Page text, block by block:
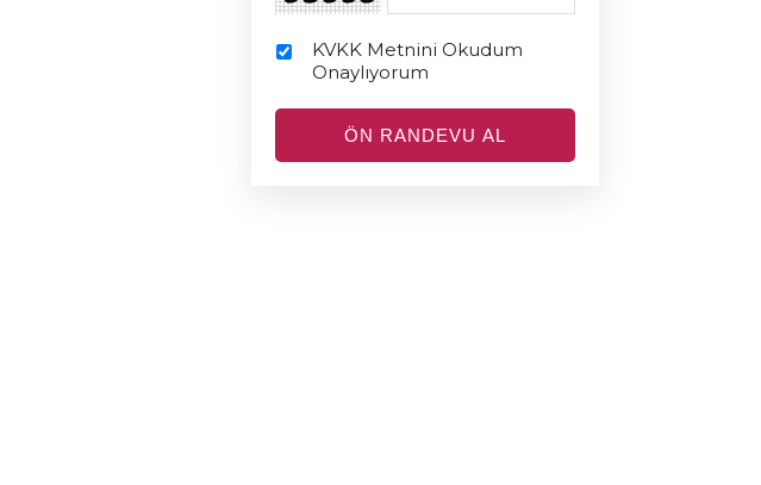
KVKK Metnini Okudum
Onaylıyorum
ÖN RANDEVU AL